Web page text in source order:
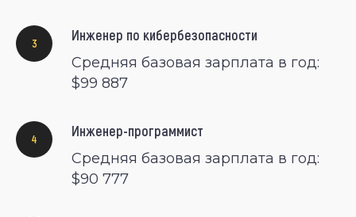
Инженер по кибербезопасности
Средняя базовая зарплата в год:
$99 887
Инженер-программист
Средняя базовая зарплата в год:
$90 777